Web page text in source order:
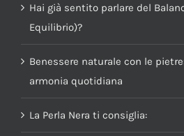
Hai già sentito parlare del
Equilibrio)?
Benessere naturale con le
armonia quotidiana
La Perla Nera ti consiglia: